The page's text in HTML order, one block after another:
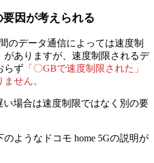
因が考えられる
のデータ通信によっては速度制
ありますが、 速度制限されるデ
らず 「〇GBで速度制限された」
せん。
い場合は速度制限ではなく 別の要
ようなドコモ home 5Gの説明が